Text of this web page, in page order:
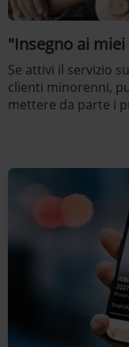
"Insegno ai
Se attivi il servizio
clienti minorenni,
mettere da parte i